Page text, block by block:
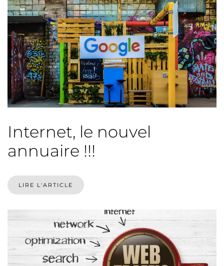
Internet, le nouvel
annuaire !!!
LIRE L'ARTICLE